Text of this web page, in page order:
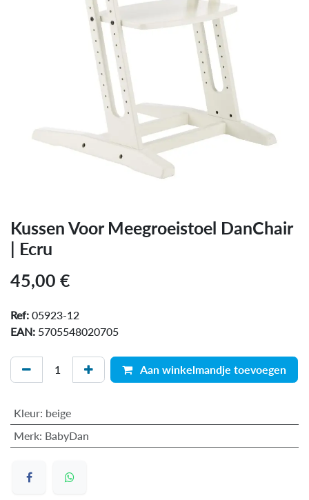
Kussen Voor Meegroeistoel DanChair
| Ecru
45,00 €
Ref: 05923-12
EAN: 5705548020705
Aan winkelmandje toevoegen
Kleur: beige
Merk: BabyDan